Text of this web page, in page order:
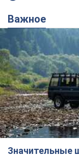
Важное
Значительные